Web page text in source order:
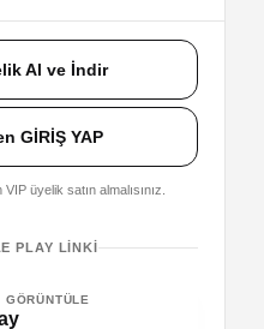
Al ve İndir
GİRİŞ YAP
üyelik satın almalısınız.
PLAY LINKI
GÖRÜNTÜLE